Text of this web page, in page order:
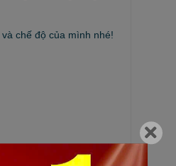
chế độ của mình nhé!